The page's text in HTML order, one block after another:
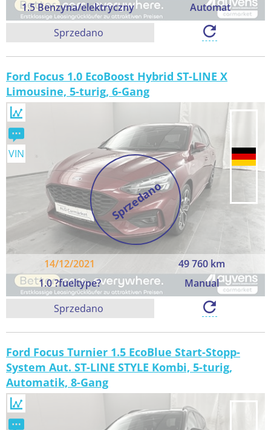
1.5 Benzyna/elektryczny
Automat
Sprzedano
Ford Focus 1.0 EcoBoost Hybrid ST-LINE X
Limousine, 5-turig, 6-Gang
Sprzedano
14/12/2021
49 760 km
1.0 ?fueltype?
Manual
VIN
Sprzedano
Ford Focus Turnier 1.5 EcoBlue Start-Stopp-
System Aut. ST-LINE STYLE Kombi, 5-turig,
Automatik, 8-Gang